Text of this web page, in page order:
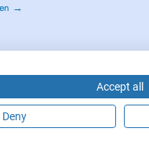
→
DOCTENA S.A. 42, Rue de la
Accept all
Deny